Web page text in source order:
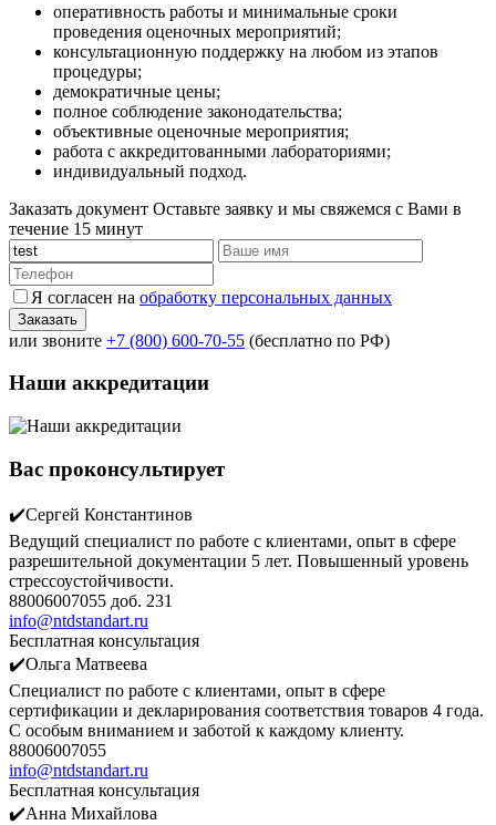
оперативность работы и минимальные сроки
проведения оценочных мероприятий;
консультационную поддержку на любом из этапов
процедуры;
демократичные цены;
полное соблюдение законодательства;
объективные оценочные мероприятия;
работа с аккредитованными лабораториями;
индивидуальный подход.
Заказать документ Оставьте заявку и мы свяжемся с Вами в
течение 15 минут
Я согласен на обработку персональных данных
или звоните +7 (800) 600-70-55 (бесплатно по РФ)
Наши аккредитации
Вас проконсультирует
✔️Сергей Константинов
Ведущий специалист по работе с клиентами, опыт в сфере
разрешительной документации 5 лет. Повышенный уровень
стрессоустойчивости.
88006007055 доб. 231
info@ntdstandart.ru
Бесплатная консультация
✔️Ольга Матвеева
Специалист по работе с клиентами, опыт в сфере
сертификации и декларирования соответствия товаров 4 года.
С особым вниманием и заботой к каждому клиенту.
88006007055
info@ntdstandart.ru
Бесплатная консультация
✔️Анна Михайлова